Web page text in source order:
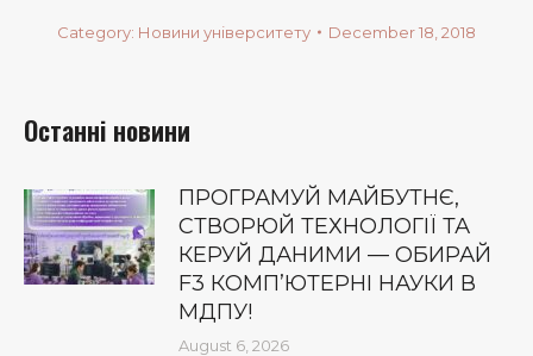
Category: Новини університету December 18, 2018
Останні новини
ПРОГРАМУЙ МАЙБУТНЄ,
СТВОРЮЙ ТЕХНОЛОГІЇ ТА
КЕРУЙ ДАНИМИ — ОБИРАЙ
F3 КОМП’ЮТЕРНІ НАУКИ В
МДПУ!
August 6, 2026